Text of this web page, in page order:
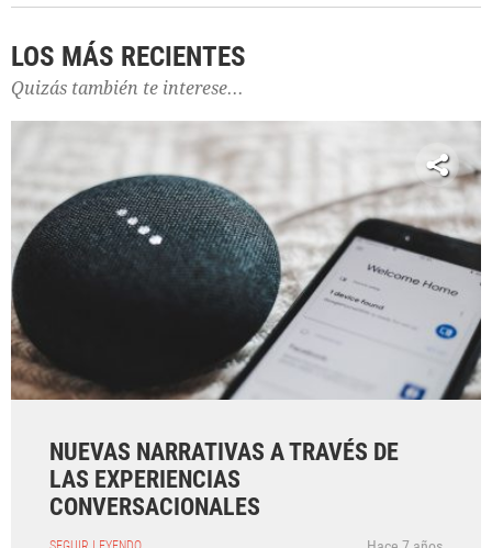
LOS MÁS RECIENTES
Quizás también te interese...
NUEVAS NARRATIVAS A TRAVÉS DE
LAS EXPERIENCIAS
CONVERSACIONALES